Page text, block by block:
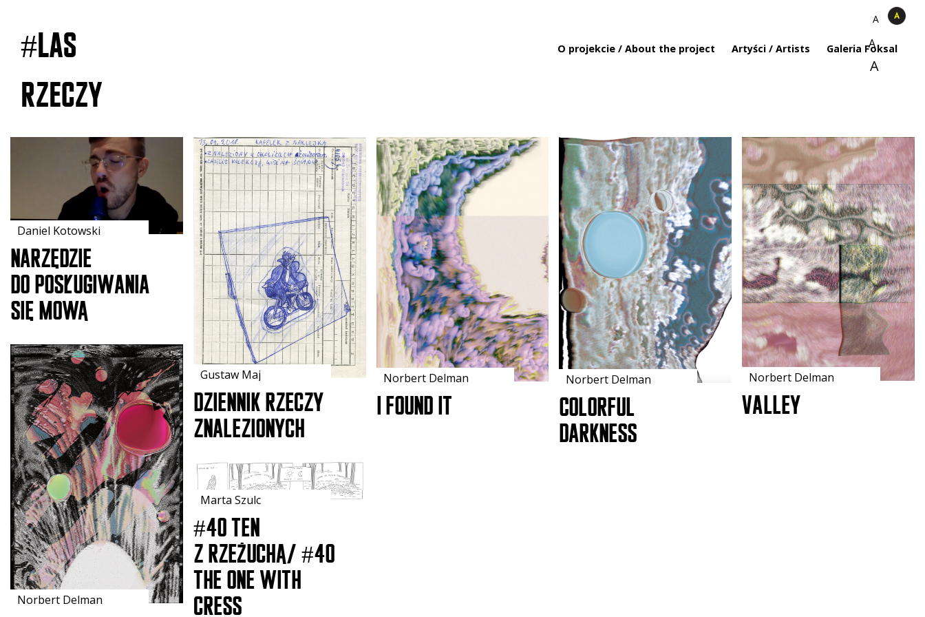
#Las
Rzeczy
O projekcie / About the project Artyści / Artists Galeria Foksal
A
A
A
Daniel Kotowski
Narzędzie
do posługiwania
się mową
Gustaw Maj
Dziennik Rzeczy
Znalezionych
Norbert Delman
I found it
Norbert Delman
Colorful
darkness
Norbert Delman
VALLEY
Norbert Delman
Marta Szulc
#40 ten
z rzeżuchą/ #40
the one with
cress